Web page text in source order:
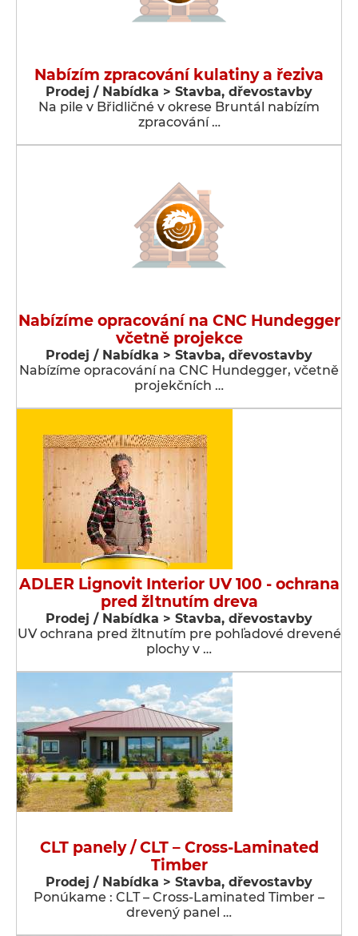
Nabízím zpracování kulatiny a řeziva
Prodej / Nabídka > Stavba, dřevostavby
Na pile v Břidličné v okrese Bruntál nabízím
zpracování …
Nabízíme opracování na CNC Hundegger
včetně projekce
Prodej / Nabídka > Stavba, dřevostavby
Nabízíme opracování na CNC Hundegger, včetně
projekčních …
ADLER Lignovit Interior UV 100 - ochrana
pred žltnutím dreva
Prodej / Nabídka > Stavba, dřevostavby
UV ochrana pred žltnutím pre pohľadové drevené
plochy v …
CLT panely / CLT – Cross-Laminated
Timber
Prodej / Nabídka > Stavba, dřevostavby
Ponúkame : CLT – Cross-Laminated Timber –
drevený panel …